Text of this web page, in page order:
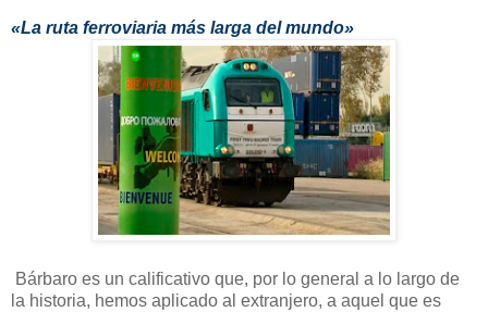
«La ruta ferroviaria más larga del mundo»
Bárbaro es un calificativo que, por lo general a lo largo de
la historia, hemos aplicado al extranjero, a aquel que es